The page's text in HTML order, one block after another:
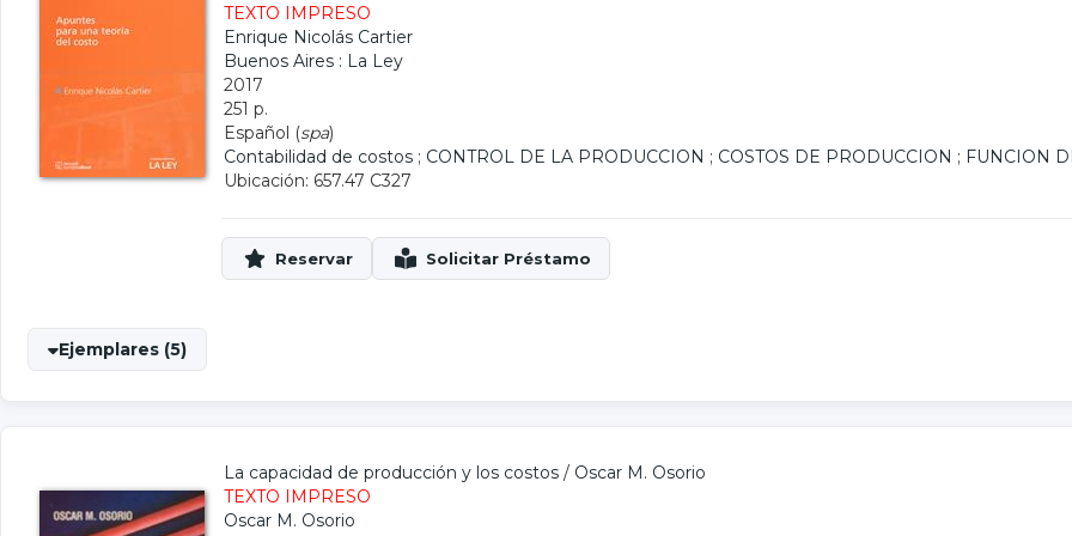
TEXTO IMPRESO
Enrique Nicolás Cartier
Buenos Aires : La Ley
2017
251 p.
Español (spa)
Contabilidad de costos ; CONTROL DE LA PRODUCCION ; COSTOS DE PRODUCCION ; FUNCION
Ubicación: 657.47 C327
Ejemplares (5)
La capacidad de producción y los costos / Oscar M. Osorio
TEXTO IMPRESO
Oscar M. Osorio